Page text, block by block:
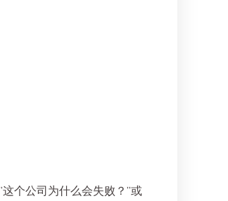
个公司为什么会失败？”或